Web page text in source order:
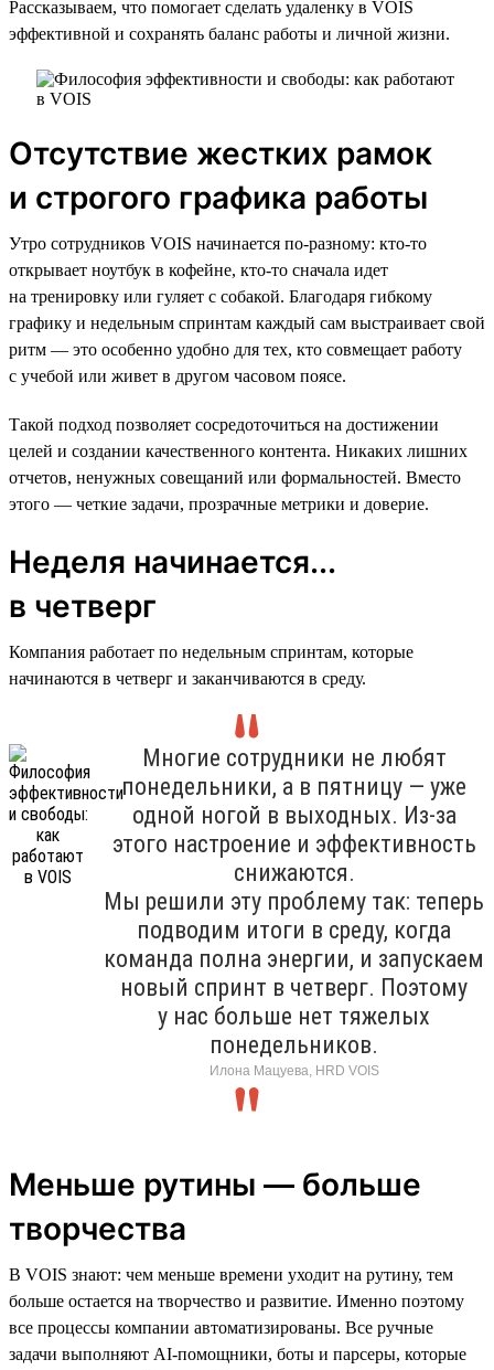
Рассказываем, что помогает сделать удаленку в VOIS
эффективной и сохранять баланс работы и личной жизни.
Отсутствие жестких рамок
и строгого графика работы
Утро сотрудников VOIS начинается по-разному: кто-то
открывает ноутбук в кофейне, кто-то сначала идет
на тренировку или гуляет с собакой. Благодаря гибкому
графику и недельным спринтам каждый сам выстраивает свой
ритм — это особенно удобно для тех, кто совмещает работу
с учебой или живет в другом часовом поясе.
Такой подход позволяет сосредоточиться на достижении
целей и создании качественного контента. Никаких лишних
отчетов, ненужных совещаний или формальностей. Вместо
этого — четкие задачи, прозрачные метрики и доверие.
Неделя начинается...
в четверг
Компания работает по недельным спринтам, которые
начинаются в четверг и заканчиваются в среду.
Многие сотрудники не любят
понедельники, а в пятницу — уже
одной ногой в выходных. Из-за
этого настроение и эффективность
снижаются.
Мы решили эту проблему так: теперь
подводим итоги в среду, когда
команда полна энергии, и запускаем
новый спринт в четверг. Поэтому
у нас больше нет тяжелых
понедельников.
Илона Мацуева, HRD VOIS
Меньше рутины — больше
творчества
В VOIS знают: чем меньше времени уходит на рутину, тем
больше остается на творчество и развитие. Именно поэтому
все процессы компании автоматизированы. Все ручные
задачи выполняют AI-помощники, боты и парсеры, которые